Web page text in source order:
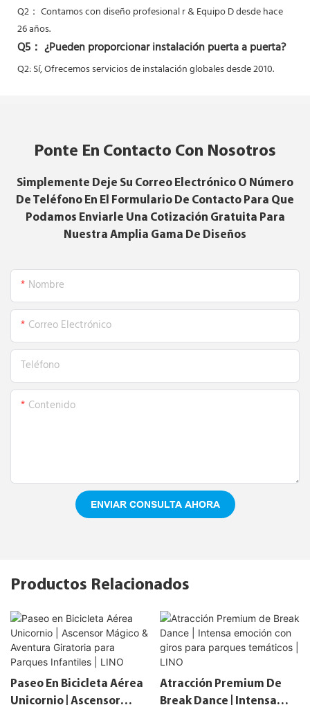
Q2： Contamos con diseño profesional r & Equipo D desde hace
26 años.
Q5： ¿Pueden proporcionar instalación puerta a puerta?
Q2: Sí,Ofrecemos servicios de instalación globales desde 2010.
Ponte En Contacto Con Nosotros
Simplemente Deje Su Correo Electrónico O Número
De Teléfono En El Formulario De Contacto Para Que
Podamos Enviarle Una Cotización Gratuita Para
Nuestra Amplia Gama De Diseños
Nombre
Correo Electrónico
Teléfono
Contenido
ENVIAR CONSULTA AHORA
Productos Relacionados
Paseo En Bicicleta Aérea
Unicornio | Ascensor
Atracción Premium De
Break Dance | Intensa